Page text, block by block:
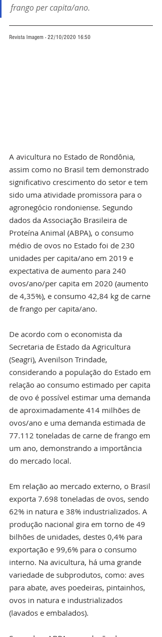
frango per capita/ano.
Revista Imagem - 22/10/2020 16:50
A avicultura no Estado de Rondônia,
assim como no Brasil tem demonstrado
significativo crescimento do setor e tem
sido uma atividade promissora para o
agronegócio rondoniense. Segundo
dados da Associação Brasileira de
Proteína Animal (ABPA), o consumo
médio de ovos no Estado foi de 230
unidades per capita/ano em 2019 e
expectativa de aumento para 240
ovos/ano/per capita em 2020 (aumento
de 4,35%), e consumo 42,84 kg de carne
de frango per capita/ano.
De acordo com o economista da
Secretaria de Estado da Agricultura
(Seagri), Avenilson Trindade,
considerando a população do Estado em
relação ao consumo estimado per capita
de ovo é possível estimar uma demanda
de aproximadamente 414 milhões de
ovos/ano e uma demanda estimada de
77.112 toneladas de carne de frango em
um ano, demonstrando a importância
do mercado local.
Em relação ao mercado externo, o Brasil
exporta 7.698 toneladas de ovos, sendo
62% in natura e 38% industrializados. A
produção nacional gira em torno de 49
bilhões de unidades, destes 0,4% para
exportação e 99,6% para o consumo
interno. Na avicultura, há uma grande
variedade de subprodutos, como: aves
para abate, aves poedeiras, pintainhos,
ovos in natura e industrializados
(lavados e embalados).